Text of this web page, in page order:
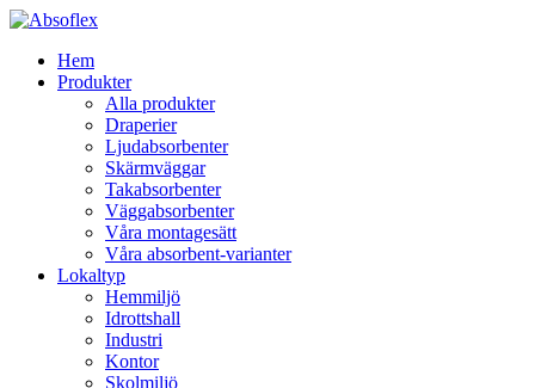
Hem
Produkter
Alla produkter
Draperier
Ljudabsorbenter
Skärmväggar
Takabsorbenter
Väggabsorbenter
Våra montagesätt
Våra absorbent-varianter
Lokaltyp
Hemmiljö
Idrottshall
Industri
Kontor
Skolmiljö